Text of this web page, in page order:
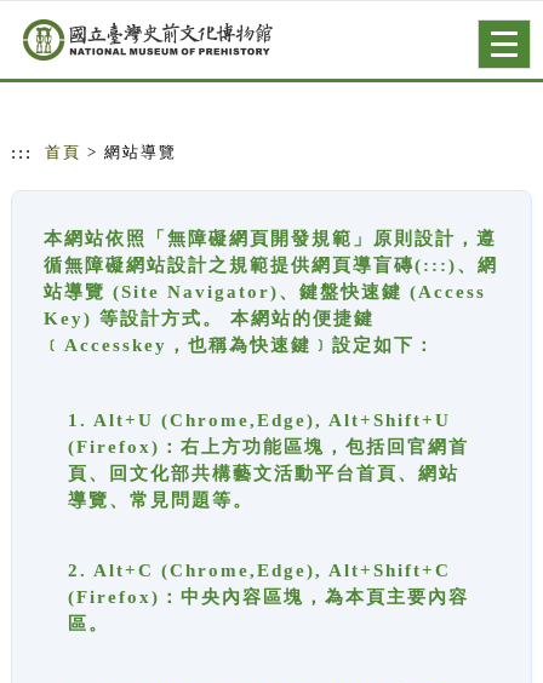
跳到主要內容
網站導覽
::: 首頁 > 網站導覽
本網站依照「無障礙網頁開發規範」原則設計，遵
循無障礙網站設計之規範提供網頁導盲磚(:::)、網
站導覽 (Site Navigator)、鍵盤快速鍵 (Access
Key) 等設計方式。 本網站的便捷鍵
﹝Accesskey，也稱為快速鍵﹞設定如下：
1. Alt+U (Chrome,Edge), Alt+Shift+U
(Firefox)：右上方功能區塊，包括回官網首
頁、回文化部共構藝文活動平台首頁、網站
導覽、常見問題等。
2. Alt+C (Chrome,Edge), Alt+Shift+C
(Firefox)：中央內容區塊，為本頁主要內容
區。